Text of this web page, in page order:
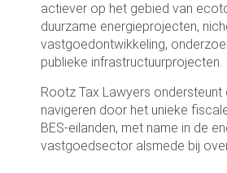
actiever op het gebied van
duurzame energieprojecten,
vastgoedontwikkeling,
publieke infrastructuurprojecten.
Rootz Tax Lawyers ondersteunt
navigeren door het unieke
BES-eilanden, met name in de
vastgoedsector alsmede bij